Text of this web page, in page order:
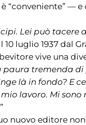
“conveniente” —
Lei può tacere
10 luglio 1937 dal
vive una
paura tremenda di
là in fondo? E
lavoro. Mi
nuovo editore